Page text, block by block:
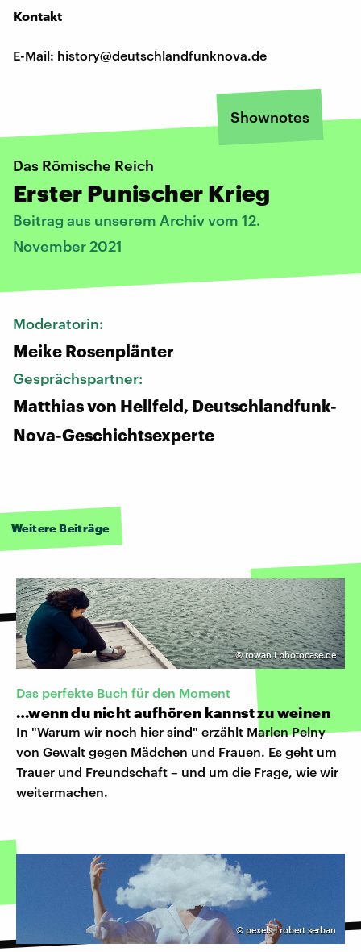
Kontakt
E-Mail: history@deutschlandfunknova.de
Shownotes
Das Römische Reich
Erster Punischer Krieg
Beitrag aus unserem Archiv vom 12.
November 2021
Moderatorin:
Meike Rosenplänter
Gesprächspartner:
Matthias von Hellfeld, Deutschlandfunk-
Nova-Geschichtsexperte
Weitere Beiträge
©rowan I photocase.de
Das perfekte Buch für den Moment
…wenn du nicht aufhören kannst zu weinen
In "Warum wir noch hier sind" erzählt Marlen Pelny
von Gewalt gegen Mädchen und Frauen. Es geht um
Trauer und Freundschaft – und um die Frage, wie wir
weitermachen.
© pexels I robert serban